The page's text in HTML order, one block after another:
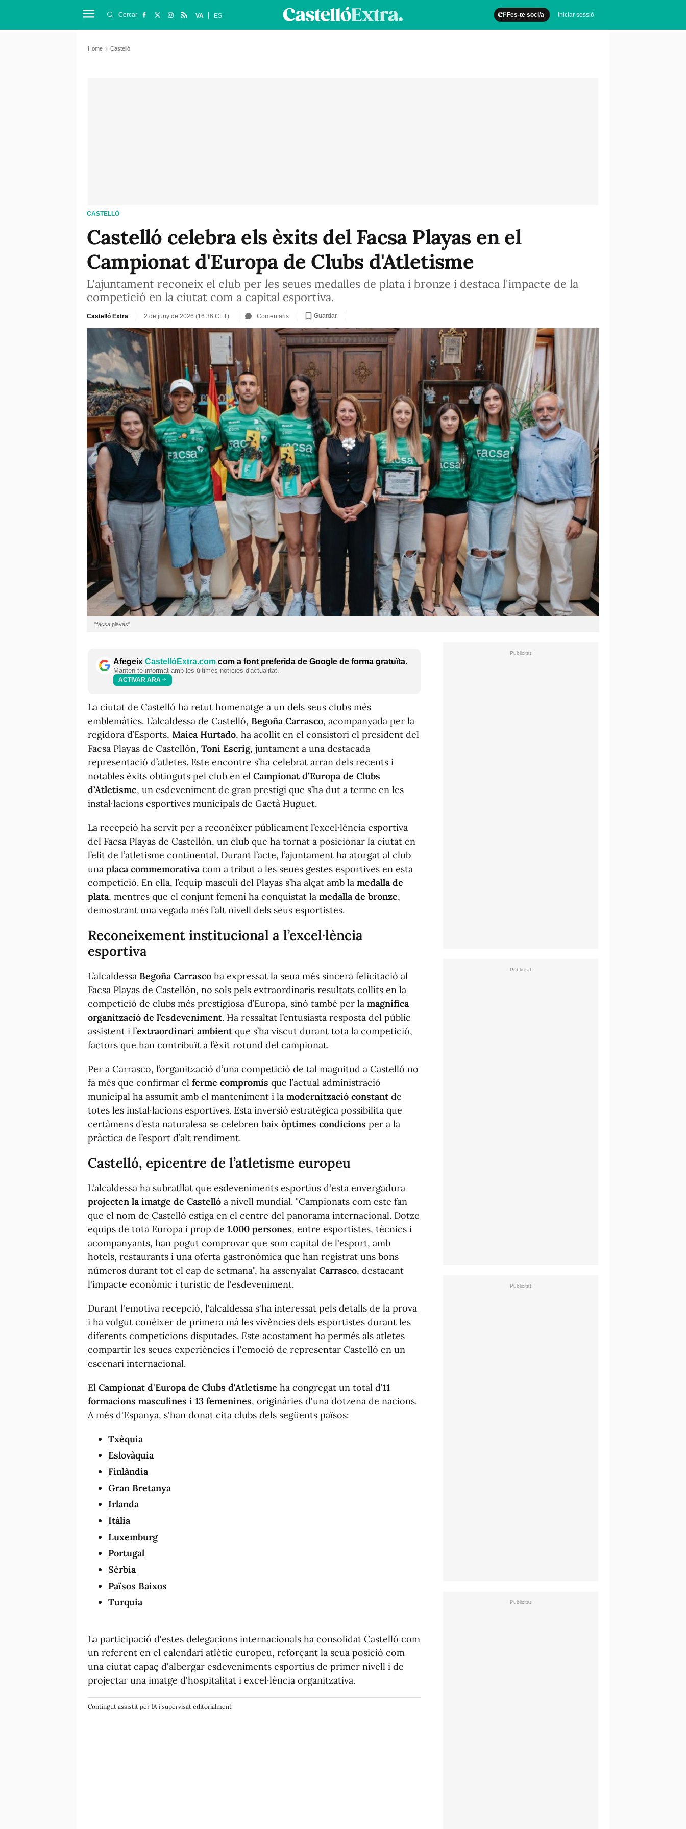
Fes-te soci/a Iniciar sessió
Cercar VA ES
Home Castelló
CASTELLÓ
Castelló celebra els èxits del Facsa Playas en el
Campionat d'Europa de Clubs d'Atletisme
L'ajuntament reconeix el club per les seues medalles de plata i bronze i destaca l'impacte de la
competició en la ciutat com a capital esportiva.
Castelló Extra 2 de juny de 2026 (16:36 CET) Comentaris Guardar
"facsa playas"
Afegeix CastellóExtra.com com a font preferida de Google de forma gratuïta.
Mantén-te informat amb les últimes notícies d'actualitat.
ACTIVAR ARA
La ciutat de Castelló ha retut homenatge a un dels seus clubs més
emblemàtics. L’alcaldessa de Castelló, Begoña Carrasco, acompanyada per la
regidora d’Esports, Maica Hurtado, ha acollit en el consistori el president del
Facsa Playas de Castellón, Toni Escrig, juntament a una destacada
representació d’atletes. Este encontre s’ha celebrat arran dels recents i
notables èxits obtinguts pel club en el Campionat d’Europa de Clubs
d’Atletisme, un esdeveniment de gran prestigi que s’ha dut a terme en les
instal·lacions esportives municipals de Gaetà Huguet.
La recepció ha servit per a reconéixer públicament l’excel·lència esportiva
del Facsa Playas de Castellón, un club que ha tornat a posicionar la ciutat en
l’elit de l’atletisme continental. Durant l’acte, l’ajuntament ha atorgat al club
una placa commemorativa com a tribut a les seues gestes esportives en esta
competició. En ella, l’equip masculí del Playas s’ha alçat amb la medalla de
plata, mentres que el conjunt femení ha conquistat la medalla de bronze,
demostrant una vegada més l’alt nivell dels seus esportistes.
Reconeixement institucional a l’excel·lència
esportiva
L’alcaldessa Begoña Carrasco ha expressat la seua més sincera felicitació al
Facsa Playas de Castellón, no sols pels extraordinaris resultats collits en la
competició de clubs més prestigiosa d’Europa, sinó també per la magnífica
organització de l’esdeveniment. Ha ressaltat l’entusiasta resposta del públic
assistent i l’extraordinari ambientque s’ha viscut durant tota la competició,
factors que han contribuït a l’èxit rotund del campionat.
Per a Carrasco, l’organització d’una competició de tal magnitud a Castelló no
fa més que confirmar el ferme compromís que l’actual administració
municipal ha assumit amb el manteniment i la modernització constantde
totes les instal·lacions esportives. Esta inversió estratègica possibilita que
certàmens d’esta naturalesa se celebren baix òptimes condicions per a la
pràctica de l’esport d’alt rendiment.
Castelló, epicentre de l’atletisme europeu
L'alcaldessa ha subratllat que esdeveniments esportius d'esta envergadura
projecten la imatge de Castelló a nivell mundial. "Campionats com este fan
que el nom de Castelló estiga en el centre del panorama internacional. Dotze
equips de tota Europa i prop de 1.000 persones, entre esportistes, tècnics i
acompanyants, han pogut comprovar que som capital de l'esport, amb
hotels, restaurants i una oferta gastronòmica que han registrat uns bons
números durant tot el cap de setmana", ha assenyalat Carrasco, destacant
l'impacte econòmic i turístic de l'esdeveniment.
Durant l'emotiva recepció, l'alcaldessa s'ha interessat pels detalls de la prova
i ha volgut conéixer de primera mà les vivències dels esportistes durant les
diferents competicions disputades. Este acostament ha permés als atletes
compartir les seues experiències i l'emoció de representar Castelló en un
escenari internacional.
El Campionat d'Europa de Clubs d'Atletisme ha congregat un total d'11
formacions masculines i 13 femenines, originàries d'una dotzena de nacions.
A més d'Espanya, s'han donat cita clubs dels següents països:
Txèquia
Eslovàquia
Finlàndia
Gran Bretanya
Irlanda
Itàlia
Luxemburg
Portugal
Sèrbia
Països Baixos
Turquia
La participació d'estes delegacions internacionals ha consolidat Castelló com
un referent en el calendari atlètic europeu, reforçant la seua posició com
una ciutat capaç d'albergar esdeveniments esportius de primer nivell i de
projectar una imatge d'hospitalitat i excel·lència organitzativa.
Contingut assistit per IA i supervisat editorialment